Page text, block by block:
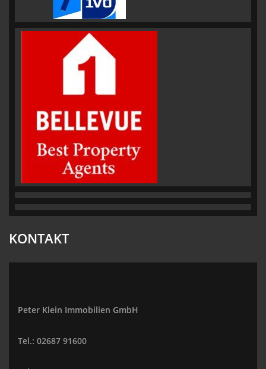
KONTAKT
Peter Klein Immobilien GmbH
Tel.: 02687 91600